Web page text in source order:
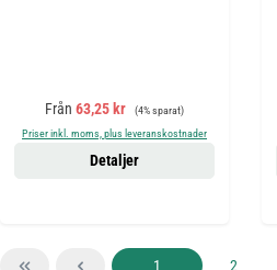
Försäljningspris:
Från 63,25 kr Ordinarie pris:
(4% sparat)
Priser inkl. moms, plus leveranskostnader
Detaljer
Sida
1 Sida
2